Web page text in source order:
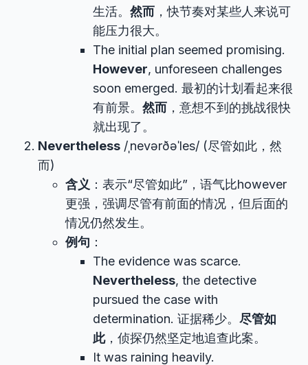
生活。 然而 ，快节奏对某些人来说可
能压力很大。
The initial plan seemed promising.
However, unforeseen challenges
soon emerged. 最初的计划看起来很
有前景。 然而 ，意想不到的挑战很快
就出现了。
Nevertheless /ˌnevərðəˈles/ (尽管如此，然
而)
含义 ：表示“尽管如此”，语气比however
更强，强调尽管有前面的情况，但后面的
情况仍然发生。
例句 ：
The evidence was scarce.
Nevertheless, the detective
pursued the case with
determination. 证据稀少。 尽管如
此，侦探仍然坚定地追查此案。
It was raining heavily.